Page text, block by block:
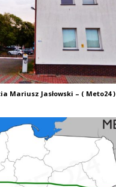
Mariusz Jasłowski – ( Meto24 )